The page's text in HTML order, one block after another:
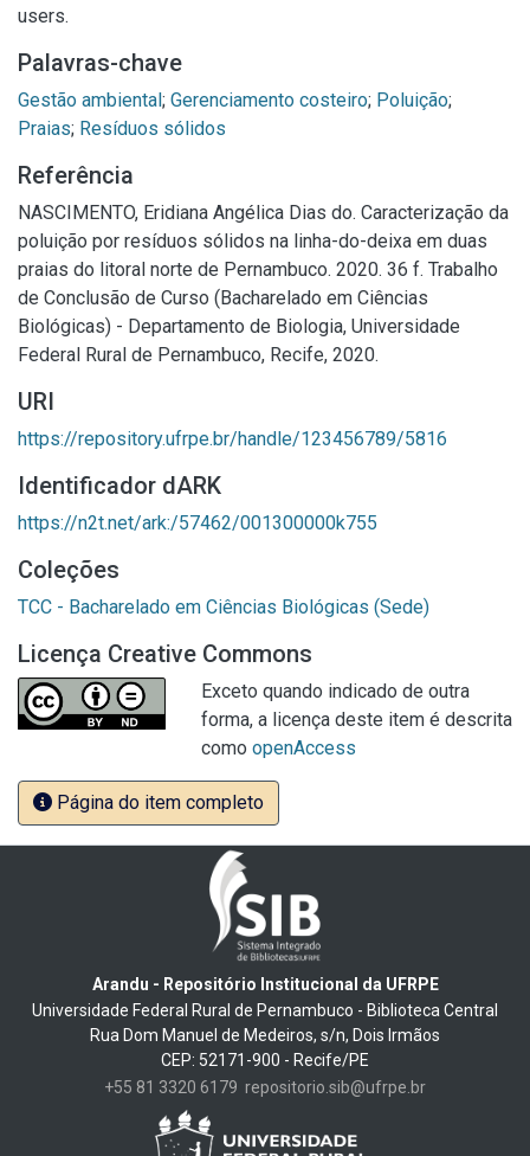
users.
Palavras-chave
Gestão ambiental; Gerenciamento costeiro; Poluição;
Praias; Resíduos sólidos
Referência
NASCIMENTO, Eridiana Angélica Dias do. Caracterização da
poluição por resíduos sólidos na linha-do-deixa em duas
praias do litoral norte de Pernambuco. 2020. 36 f. Trabalho
de Conclusão de Curso (Bacharelado em Ciências
Biológicas) - Departamento de Biologia, Universidade
Federal Rural de Pernambuco, Recife, 2020.
URI
https://repository.ufrpe.br/handle/123456789/5816
Identificador dARK
https://n2t.net/ark:/57462/001300000k755
Coleções
TCC - Bacharelado em Ciências Biológicas (Sede)
Licença Creative Commons
Exceto quando indicado de outra
forma, a licença deste item é descrita
como openAccess
Página do item completo
Arandu - Repositório Institucional da UFRPE
Universidade Federal Rural de Pernambuco - Biblioteca Central
Rua Dom Manuel de Medeiros, s/n, Dois Irmãos
CEP: 52171-900 - Recife/PE
+55 81 3320 6179 repositorio.sib@ufrpe.br